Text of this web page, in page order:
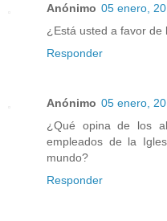
Anónimo 05 enero,
¿Está usted a favor de
Responder
Anónimo 05 enero,
¿Qué opina de los
empleados de la
mundo?
Responder